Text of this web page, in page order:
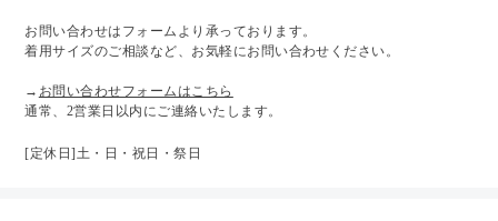
お問い合わせはフォームより承っております。
着用サイズのご相談など、お気軽にお問い合わせください。
→ お問い合わせフォームはこちら
通常、2営業日以内にご連絡いたします。
[定休日]土・日・祝日・祭日